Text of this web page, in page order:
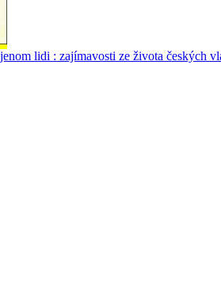
lidi : zajímavosti ze života českých